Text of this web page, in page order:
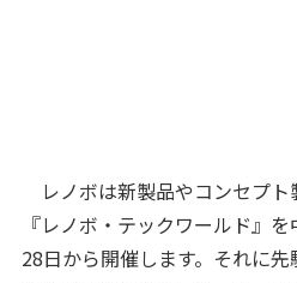
レノボは新製品やコンセプト
『レノボ・テックワールド』
28日から開催します。それに